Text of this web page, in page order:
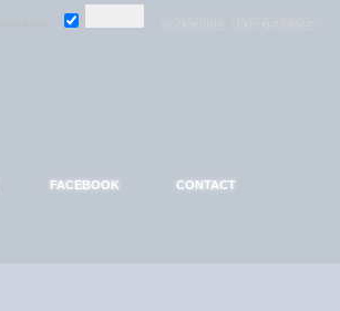
FACEBOOK CONTACT